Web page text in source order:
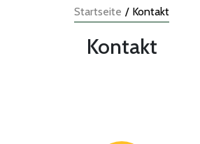
Startseite / Kontakt
Kontakt